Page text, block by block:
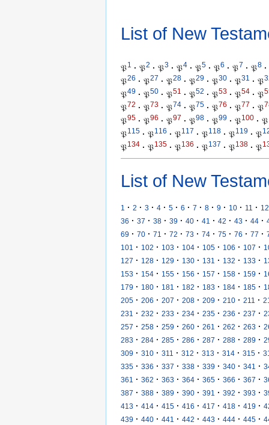
List of New
𝔓1 · 𝔓2 · 𝔓3 · 𝔓4 · 𝔓5 · 𝔓6 · 𝔓7 · 𝔓8 ·
𝔓26 · 𝔓27 · 𝔓28 · 𝔓29 · 𝔓30 · 𝔓31 · 𝔓
𝔓49 · 𝔓50 · 𝔓51 · 𝔓52 · 𝔓53 · 𝔓54 · 𝔓
𝔓72 · 𝔓73 · 𝔓74 · 𝔓75 · 𝔓76 · 𝔓77 · 𝔓
𝔓95 · 𝔓96 · 𝔓97 · 𝔓98 · 𝔓99 · 𝔓100 · 𝔓
𝔓115 · 𝔓116 · 𝔓117 · 𝔓118 · 𝔓119 · 𝔓
𝔓134 · 𝔓135 · 𝔓136 · 𝔓137 · 𝔓138 · 𝔓
List of New
1 · 2 · 3 · 4 · 5 · 6 · 7 · 8 · 9 · 10 · 11 · 12
36 · 37 · 38 · 39 · 40 · 41 · 42 · 43 · 44 ·
69 · 70 · 71 · 72 · 73 · 74 · 75 · 76 · 77 ·
101
· 102 · 103 · 104 · 105 · 106 · 107 ·
127 · 128 · 129 · 130 · 131 · 132 · 133 ·
153 · 154 · 155 · 156 · 157 · 158 · 159 ·
179 · 180 · 181 · 182 · 183 · 184 · 185 ·
205 · 206 · 207 · 208 · 209 · 210 · 211 ·
231
· 232 · 233 · 234 · 235 · 236 · 237 ·
257 · 258 · 259 · 260 · 261 · 262 · 263 ·
283 · 284 · 285 · 286 · 287 · 288 · 289 ·
309 · 310 · 311 · 312 · 313 · 314 · 315 ·
335 · 336 · 337 · 338 · 339 · 340 · 341 ·
361
· 362 · 363 · 364 · 365 · 366 · 367 ·
387 · 388 · 389 · 390 · 391 · 392 · 393 ·
413 · 414 · 415 · 416 · 417 · 418 · 419 ·
439 · 440 · 441 · 442 · 443 · 444 · 445 ·